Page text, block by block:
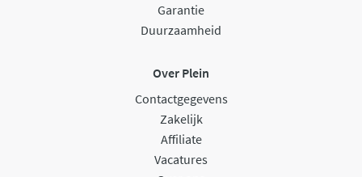
Garantie
Duurzaamheid
Over Plein
Contactgegevens
Zakelijk
Affiliate
Vacatures